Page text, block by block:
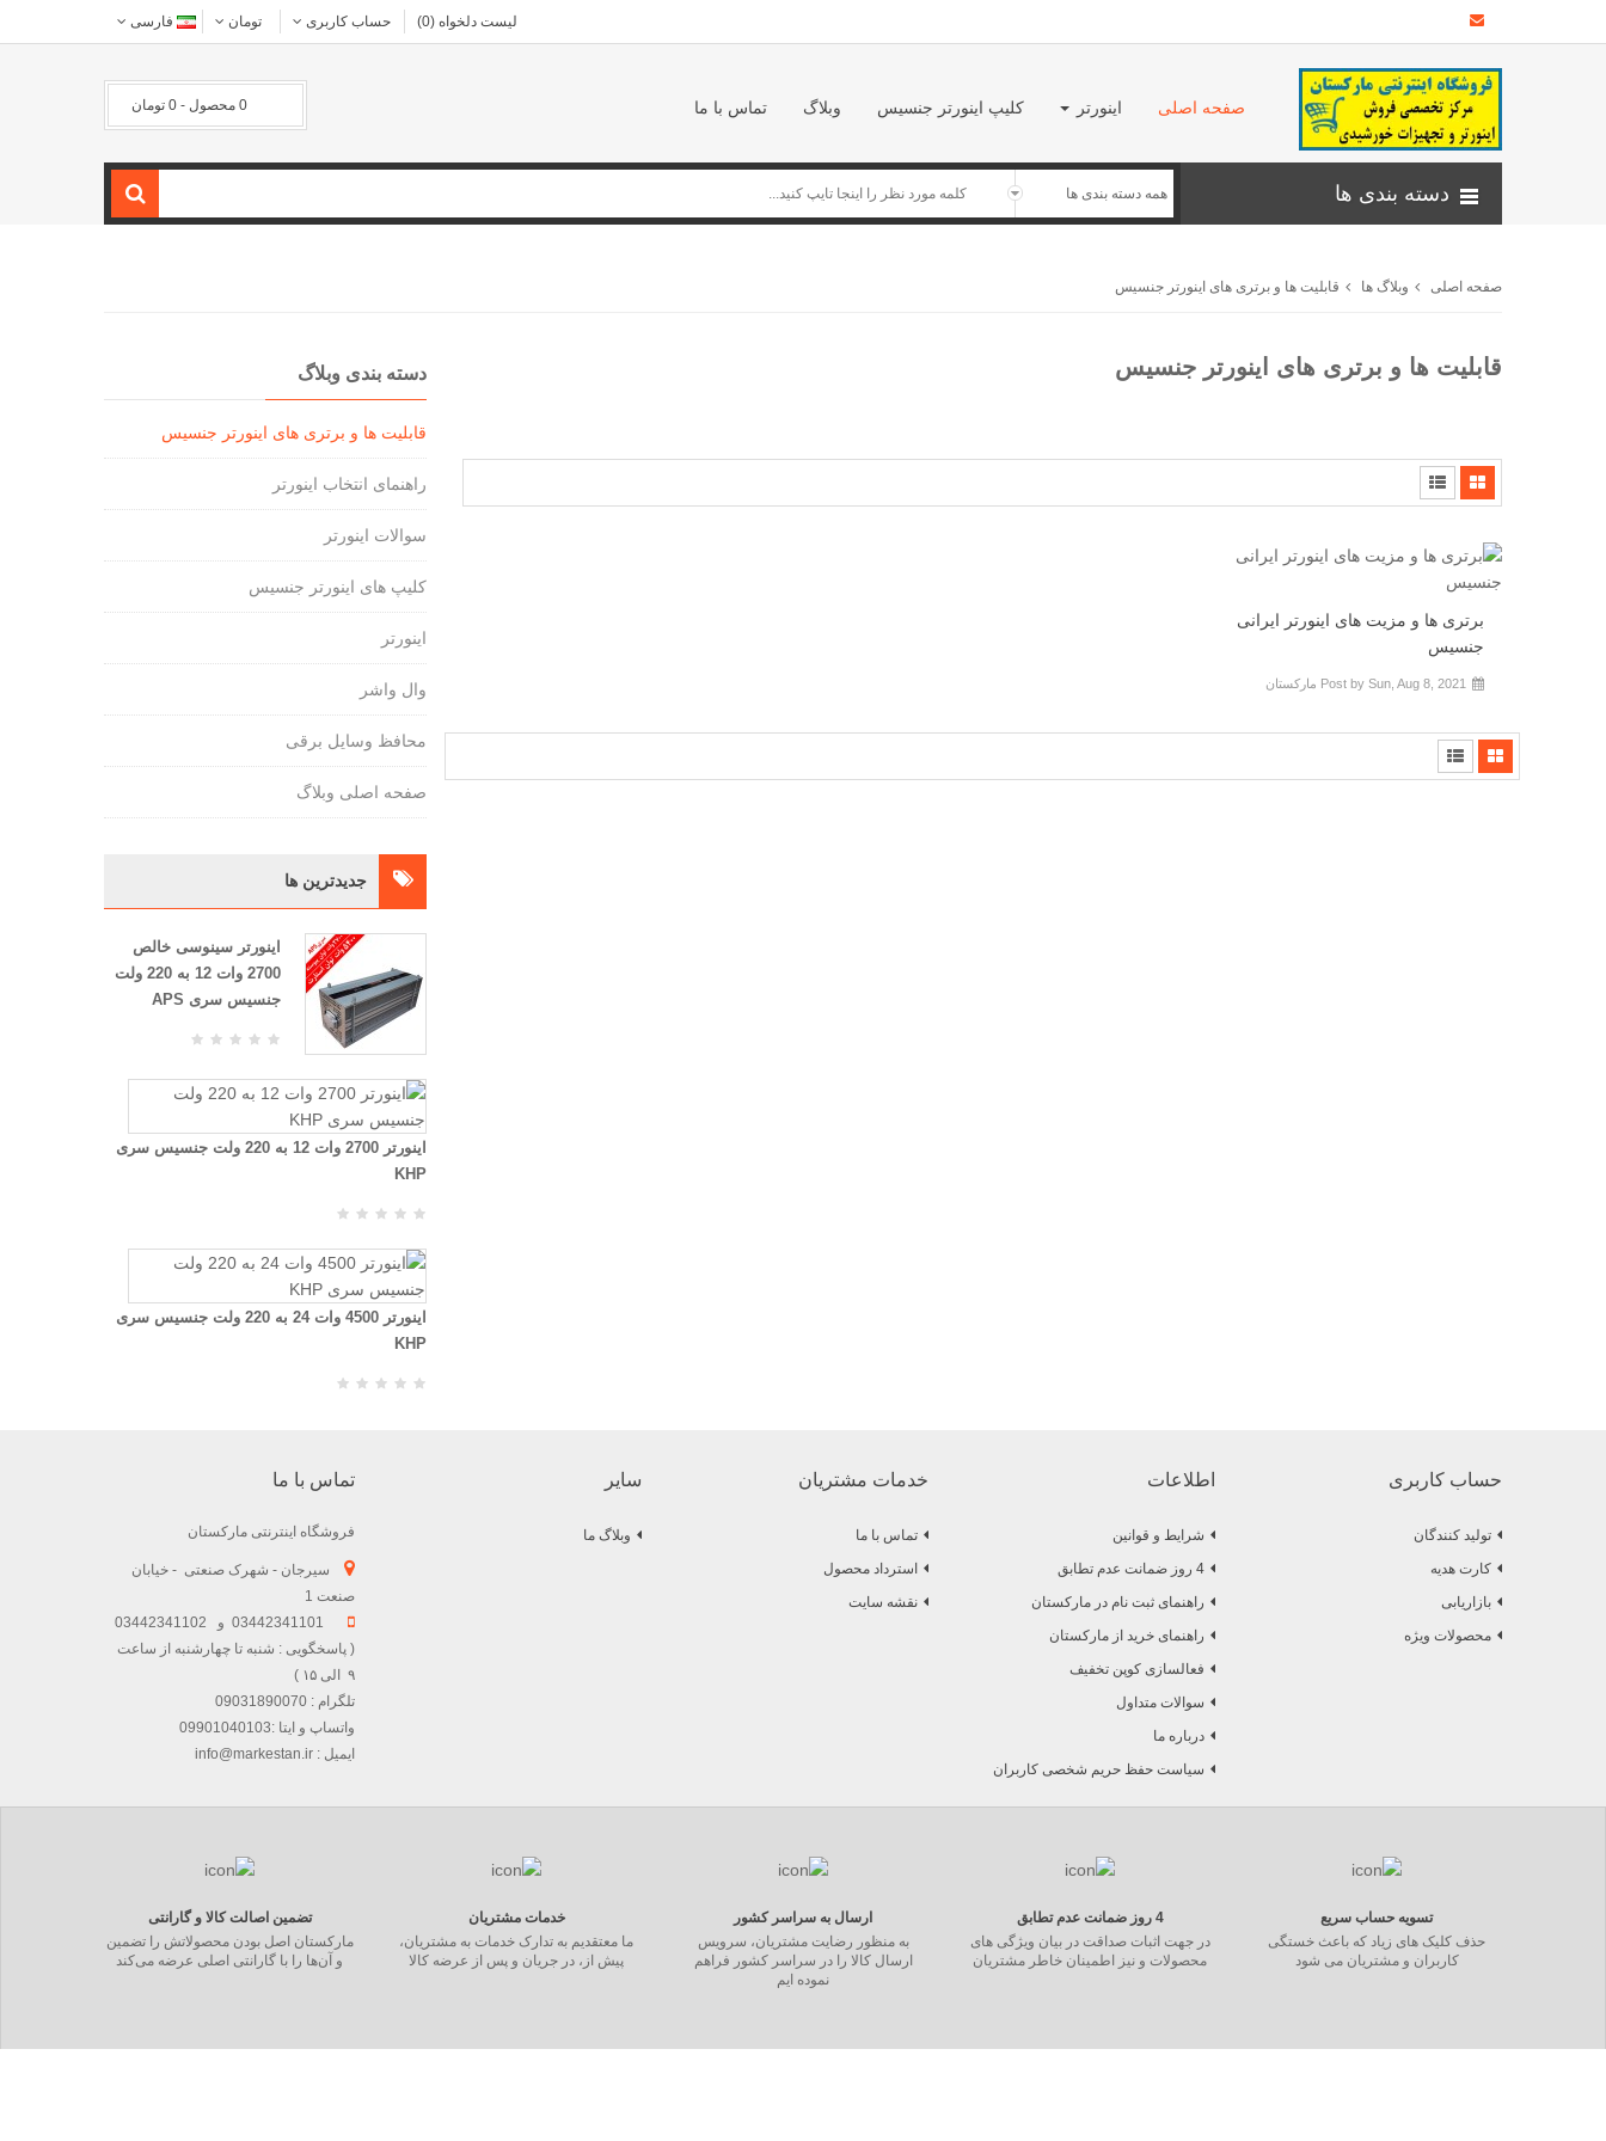
لیست دلخواه (0) حساب کاربری تومان فارسی
صفحه اصلی اینورتر کلیپ اینورتر جنسیس وبلاگ تماس با ما 0 محصول - 0 تومان
دسته بندی ها
صفحه اصلی وبلاگ ها قابلیت ها و برتری های اینورتر جنسیس
قابلیت ها و برتری های اینورتر جنسیس
برتری ها و مزیت های اینورتر ایرانی
جنسیس
Sun, Aug 8, 2021
Post by مارکستان
دسته بندی وبلاگ
قابلیت ها و برتری های اینورتر جنسیس
راهنمای انتخاب اینورتر
سوالات اینورتر
کلیپ های اینورتر جنسیس
اینورتر
وال واشر
محافظ وسایل برقی
صفحه اصلی وبلاگ
جديدترين ها
اینورتر سینوسی خالص
2700 وات 12 به 220 ولت
جنسیس سری APS
اینورتر 2700 وات 12 به 220 ولت جنسیس سری
KHP
اینورتر 4500 وات 24 به 220 ولت جنسیس سری
KHP
حساب کاربری
تولید کنندگان
کارت هدیه
بازاریابی
محصولات ویژه
اطلاعات
شرایط و قوانین
4 روز ضمانت عدم تطابق
راهنمای ثبت نام در مارکستان
راهنمای خرید از مارکستان
فعالسازی کوپن تخفیف
سوالات متداول
درباره ما
سیاست حفظ حریم شخصی کاربران
خدمات مشتریان
تماس با ما
استرداد محصول
نقشه سایت
سایر
وبلاگ ما
تماس با ما
فروشگاه اینترنتی مارکستان
سیرجان - شهرک صنعتی - خیابان
صنعت 1
( پاسخگویی : شنبه تا چهارشنبه از ساعت
۹ الی ۱۵ )
تلگرام : 09031890070
واتساپ و ایتا :09901040103
ایمیل : info@markestan.ir
تضمین اصالت کالا و گارانتی
مارکستان اصل بودن محصولاتش را تضمین
و آن‌ها را با گارانتی اصلی عرضه می‌کند
خدمات مشتریان
ما معتقدیم به تدارک خدمات به مشتریان،
پیش از، در جریان و پس از عرضه کالا
ارسال به سراسر کشور
به منظور رضایت مشتریان، سرویس
ارسال کالا را در سراسر کشور فراهم
نموده ایم
4 روز ضمانت عدم تطابق
در جهت اثبات صداقت در بیان ویژگی های
محصولات و نیز اطمینان خاطر مشتریان
تسویه حساب سریع
حذف کلیک های زیاد که باعث خستگی
کاربران و مشتریان می شود